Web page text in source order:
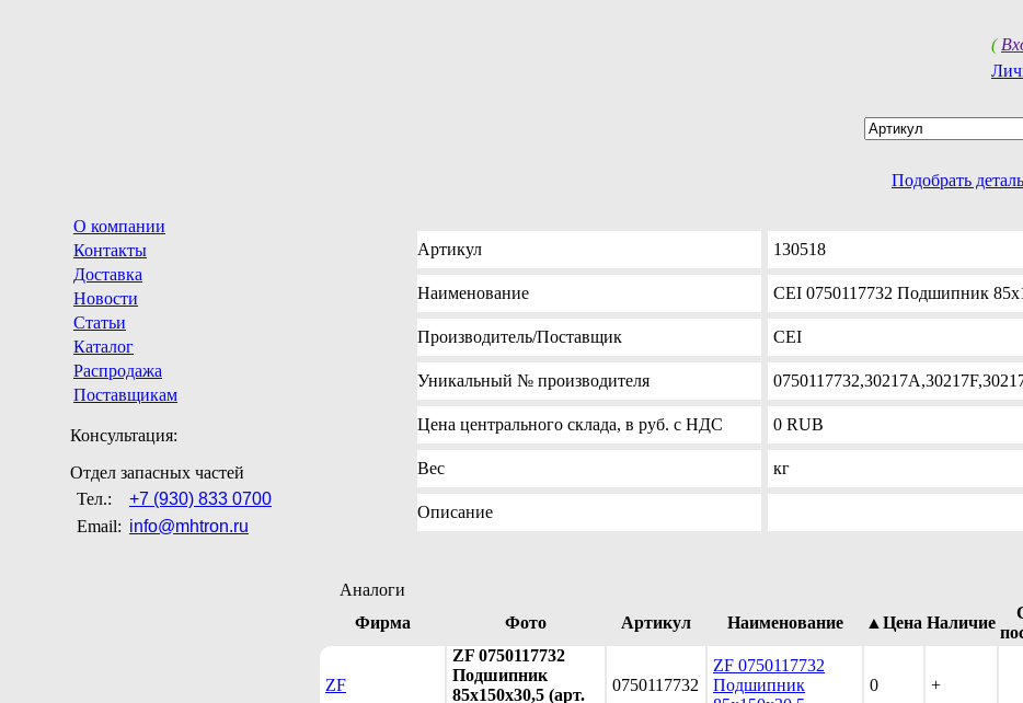
(
Подобрать
О компании
Контакты
Доставка
Новости
Статьи
Каталог
Распродажа
Поставщикам
Консультация:
Отдел запасных частей
Тел.:
+7 (930) 833 0700
Email: info@mhtron.ru
Артикул 130518
Наименование CEI 0750117732 Подшипник
Производитель/Поставщик CEI
Уникальный № производителя
Цена центрального склада, в руб. с НДС 0 RUB
Вес кг
Описание
Аналоги
Фирма
Фото Артикул Наименование ▲Цена Наличие
ZF
ZF 0750117732
Подшипник
85x150x30,5 (арт.
0750117732
ZF 0750117732
Подшипник
0 +